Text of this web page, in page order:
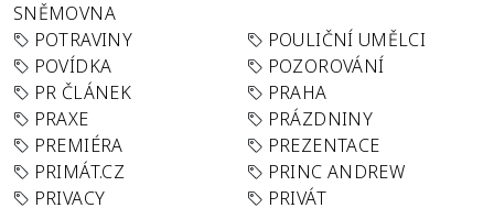
SNĚMOVNA
POTRAVINY
POULIČNÍ UMĚLCI
POVÍDKA
POZOROVÁNÍ
PR ČLÁNEK
PRAHA
PRAXE
PRÁZDNINY
PREMIÉRA
PREZENTACE
PRIMÁT.CZ
PRINC ANDREW
PRIVACY
PRIVÁT